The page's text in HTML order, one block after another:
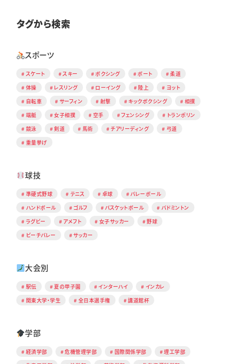
タグから検索
スポーツ
スケート スキー ボクシング ボート
柔道
体操
レスリング ローイング 陸上
ヨット
自転車
サーフィン 射撃 キックボクシング
相撲
端艇
女子相撲 空手 フェンシング
トランポリン
競泳
剣道 馬術 チアリーディング
弓道
重量挙げ
球技
準硬式野球 テニス 卓球
バレーボール
ハンドボール
ゴルフ バスケットボール
バドミントン
ラグビー
アメフト 女子サッカー
野球
ビーチバレー
サッカー
大会別
駅伝 夏の甲子園 インターハイ
インカレ
関東大学・学生
全日本選手権 講道館杯
学部
経済学部 危機管理学部 国際関係学部
理工学部